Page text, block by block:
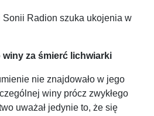
Sonii Radion szuka ukojenia w
za śmierć lichwiarki
nie znajdowało w jego
winy prócz zwykłego
uważał jedynie to, że się